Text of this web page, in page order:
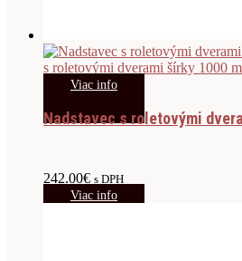
Viac info
Nadstavec s roletovými
242.00€ s DPH
Viac info